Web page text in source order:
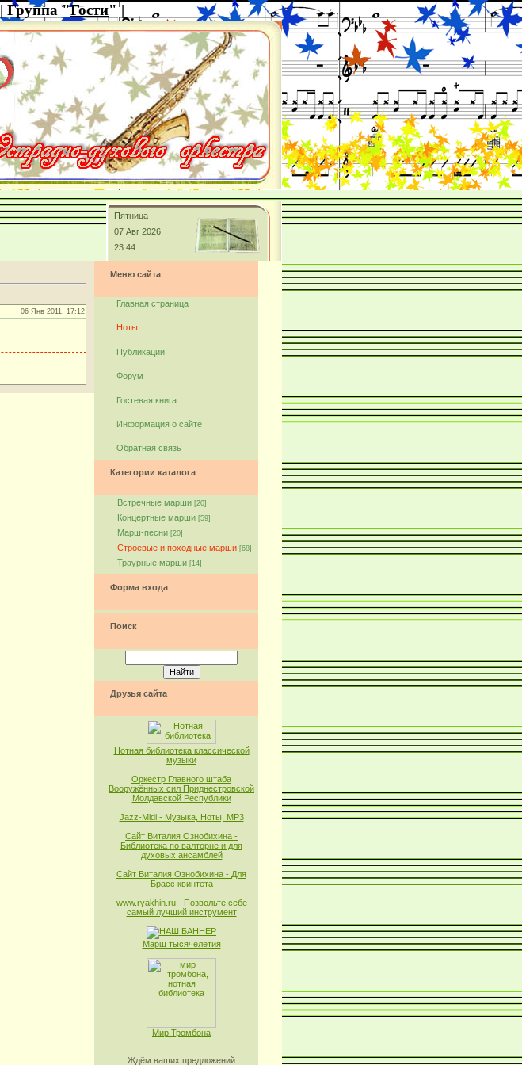
| Группа "Гости" |
Пятница
07 Авг 2026
23:44
06 Янв 2011, 17:12
Меню сайта
Главная страница
Ноты
Публикации
Форум
Гостевая книга
Информация о сайте
Обратная связь
Категории каталога
Встречные марши [20]
Концертные марши [59]
Марш-песни [20]
Строевые и походные марши [68]
Траурные марши [14]
Форма входа
Поиск
Друзья сайта
Нотная библиотека классической
музыки
Оркестр Главного штаба
Вооружённых сил Приднестровской
Молдавской Республики
Jazz-Midi - Музыка, Ноты, MP3
Сайт Виталия Ознобихина -
Библиотека по валторне и для
духовых ансамблей
Сайт Виталия Ознобихина - Для
Брасс квинтета
www.ryakhin.ru - Позвольте себе
самый лучший инструмент
Марш тысячелетия
Мир Тромбона
Ждём ваших предложений